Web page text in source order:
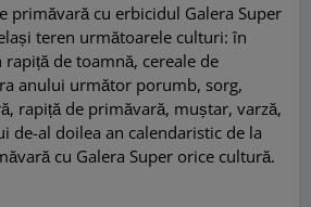
primăvară cu erbicidul Galera Super
teren următoarele culturi: în
de toamnă, cereale de
anului următor porumb, sorg,
rapiță de primăvară, muștar, varză,
de-al doilea an calendaristic de la
cu Galera Super orice cultură.